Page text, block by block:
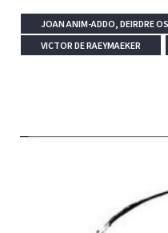
JOAN ANIM-ADDO, DEIRDRE
VICTOR DE RAEYMAEKER